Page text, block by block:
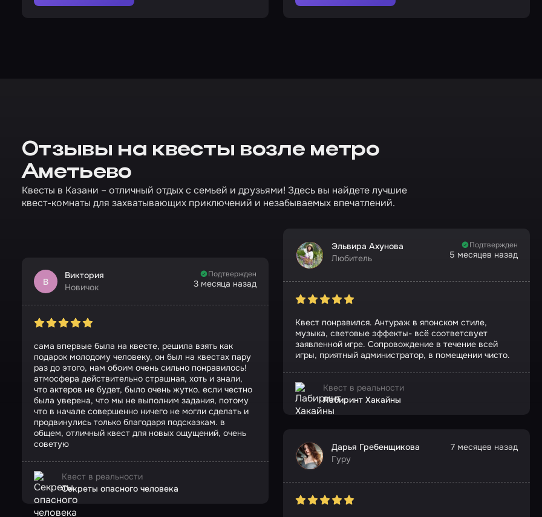
Отзывы на квесты возле метро
Аметьево
Квесты в Казани – отличный отдых с семьей и друзьями! Здесь вы найдете лучшие
квест-комнаты для захватывающих приключений и незабываемых впечатлений.
В
Виктория
Новичок
Подтвержден
3 месяца назад
сама впервые была на квесте, решила взять как
подарок молодому человеку, он был на квестах пару
раз до этого, нам обоим очень сильно понравилось!
атмосфера действительно страшная, хоть и знали,
что актеров не будет, было очень жутко. если честно
была уверена, что мы не выполним задания, потому
что в начале совершенно ничего не могли сделать и
продвинулись только благодаря подсказкам. в
общем, отличный квест для новых ощущений, очень
советую
Квест в реальности
Секреты опасного человека
Эльвира Ахунова
Любитель
Подтвержден
5 месяцев назад
Квест понравился. Антураж в японском стиле,
музыка, световые эффекты- всё соответсвует
заявленной игре. Сопровождение в течение всей
игры, приятный администратор, в помещении чисто.
Квест в реальности
Лабиринт Хакайны
Дарья Гребенщикова
Гуру
7 месяцев назад